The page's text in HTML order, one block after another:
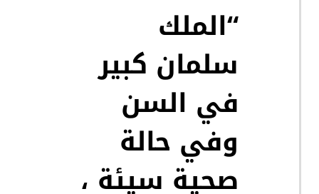
“الملك
سلمان كبير
في السن
وفي حالة
صحية سيئة ،